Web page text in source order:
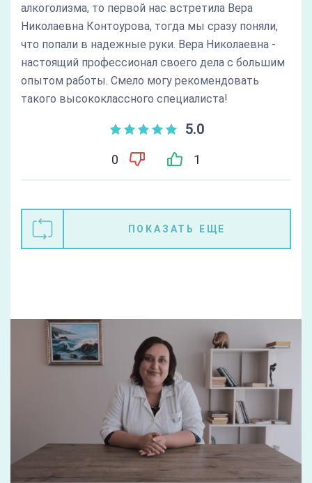
алкоголизма, то первой нас встретила Вера
Николаевна Контоурова, тогда мы сразу поняли,
что попали в надежные руки. Вера Николаевна -
настоящий профессионал своего дела с большим
опытом работы. Смело могу рекомендовать
такого высококлассного специалиста!
5.0
0 1
ПОКАЗАТЬ ЕЩЕ